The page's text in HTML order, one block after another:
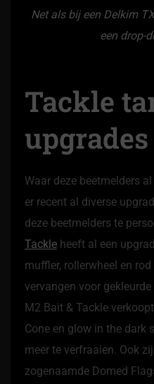
Net als bij een Delkim
een drop-
Tackle
upgrades
Waar deze beetmelders
er recent al diverse
deze beetmelders te
Tackle heeft al een
muffler, rollerwheel en
vervangen voor
M2 Bait & Tackle
Cone en glow in the dark
meer te verfraaien. Ook
zogenaamde Domed